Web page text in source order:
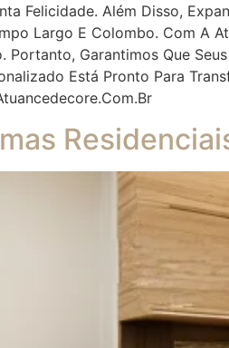
Felicidade. Além Disso,
Largo E Colombo. Com A
Portanto, Garantimos Que
Está Pronto Para